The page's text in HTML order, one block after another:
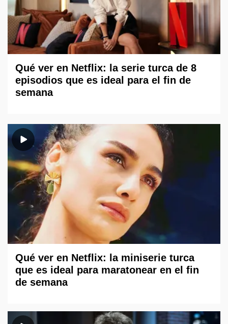
Qué ver en Netflix: la serie turca de 8
episodios que es ideal para el fin de
semana
Qué ver en Netflix: la miniserie turca
que es ideal para maratonear en el fin
de semana